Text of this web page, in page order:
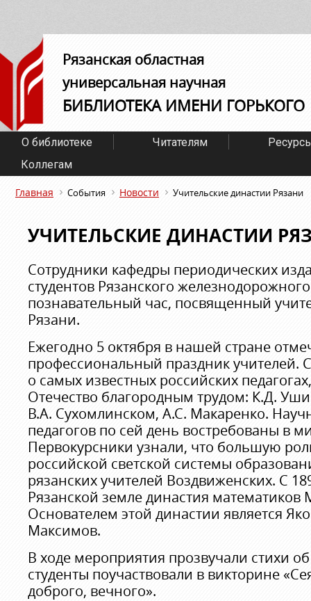
Рязанская областная
универсальная научная
БИБЛИОТЕКА ИМЕНИ ГОРЬКОГО
О библиотеке Читателям
Коллегам
Главная События Новости Учительские династии Рязани
УЧИТЕЛЬСКИЕ ДИНАСТИИ
Сотрудники кафедры периодических
студентов Рязанского
познавательный час, посвященный
Рязани.
Ежегодно 5 октября в нашей стране
профессиональный праздник учителей.
о самых известных российских
Отечество благородным трудом: К.Д.
В.А. Сухомлинском, А.С. Макаренко.
педагогов по сей день востребованы в
Первокурсники узнали, что большую
российской светской системы
рязанских учителей Воздвиженских. С
Рязанской земле династия
Основателем этой династии является
Максимов.
В ходе мероприятия прозвучали стихи
студенты поучаствовали в викторине
доброго, вечного».